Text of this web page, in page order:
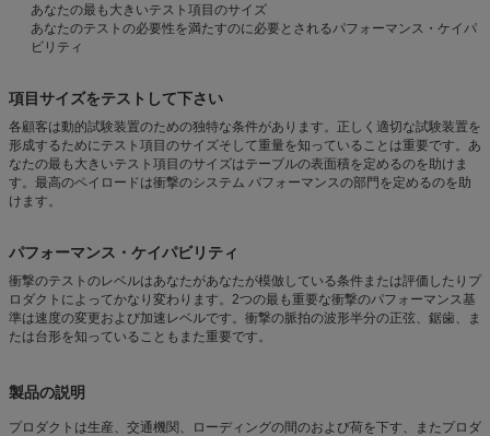
あなたの最も大きいテスト項目のサイズ
あなたのテストの必要性を満たすのに必要とされるパフォーマンス・ケイパ
ビリティ
項目サイズをテストして下さい
各顧客は動的試験装置のための独特な条件があります。正しく適切な試験装置を
形成するためにテスト項目のサイズそして重量を知っていることは重要です。あ
なたの最も大きいテスト項目のサイズはテーブルの表面積を定めるのを助けま
す。最高のペイロードは衝撃のシステム パフォーマンスの部門を定めるのを助
けます。
パフォーマンス・ケイパビリティ
衝撃のテストのレベルはあなたがあなたが模倣している条件または評価したりプ
ロダクトによってかなり変わります。2つの最も重要な衝撃のパフォーマンス基
準は速度の変更および加速レベルです。衝撃の脈拍の波形半分の正弦、鋸歯、ま
たは台形を知っていることもまた重要です。
製品の説明
プロダクトは生産、交通機関、ローディングの間のおよび荷を下す、またプロダ